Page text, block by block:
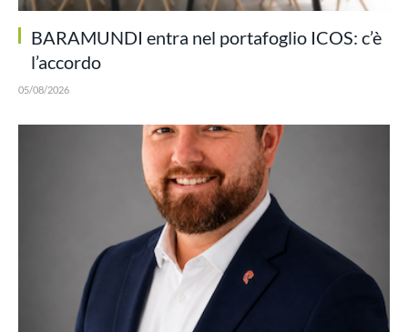
BARAMUNDI entra nel portafoglio ICOS: c’è
l’accordo
05/08/2026